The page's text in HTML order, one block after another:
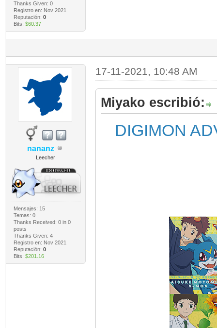
Thanks Given: 0
Registro en: Nov 2021
Reputación: 0
Bits: $60.37
nananz
Leecher
Mensajes: 15
Temas: 0
Thanks Received: 0in 0
posts
Thanks Given: 4
Registro en: Nov 2021
Reputación: 0
Bits: $201.16
17-11-2021, 10:48 AM
Miyako escribió:
DIGIMON